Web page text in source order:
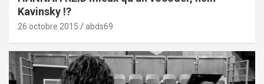
Kavinsky !?
26 octobre 2015 abds69